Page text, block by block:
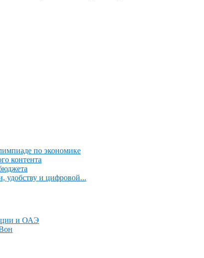
по экономике
контента
удобству и цифровой...
и ОАЭ